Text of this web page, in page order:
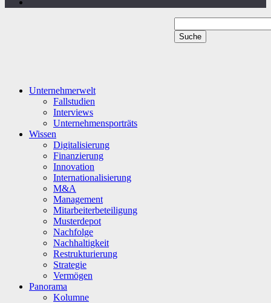
Unternehmerwelt
Fallstudien
Interviews
Unternehmensporträts
Wissen
Digitalisierung
Finanzierung
Innovation
Internationalisierung
M&A
Management
Mitarbeiterbeteiligung
Musterdepot
Nachfolge
Nachhaltigkeit
Restrukturierung
Strategie
Vermögen
Panorama
Kolumne